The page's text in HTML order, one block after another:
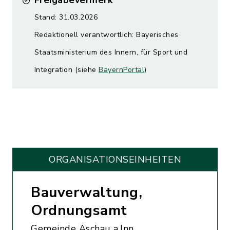
Stand: 31.03.2026
Redaktionell verantwortlich: Bayerisches
Staatsministerium des Innern, für Sport und
Integration (siehe BayernPortal)
ORGANISATIONS­EINHEITEN
Bauverwaltung,
Ordnungsamt